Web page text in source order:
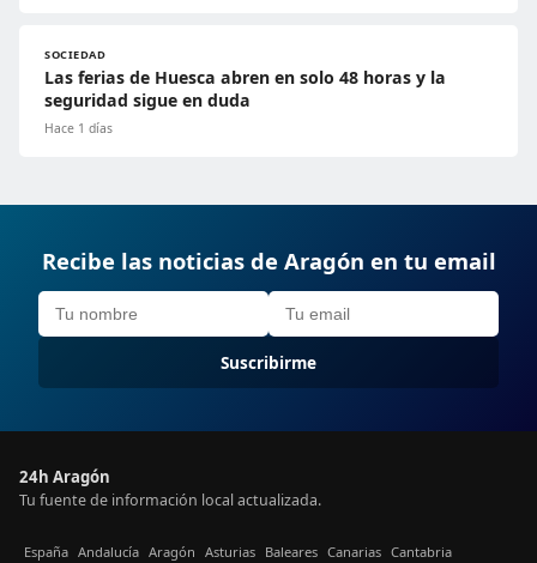
SOCIEDAD
Las ferias de Huesca abren en solo 48 horas y la
seguridad sigue en duda
Hace 1 días
Recibe las noticias de Aragón en tu email
Suscribirme
24h Aragón
Tu fuente de información local actualizada.
España Andalucía Aragón Asturias Baleares Canarias Cantabria